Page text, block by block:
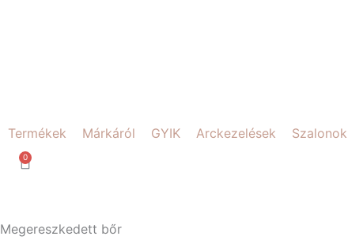
Termékek Márkáról GYIK Arckezelések Szalonok
0
Kosár
Megereszkedett bőr